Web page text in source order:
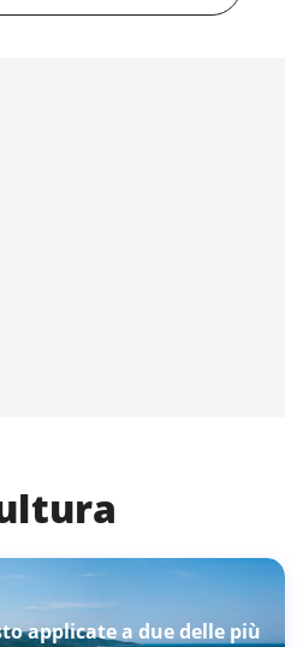
applicate a due delle più